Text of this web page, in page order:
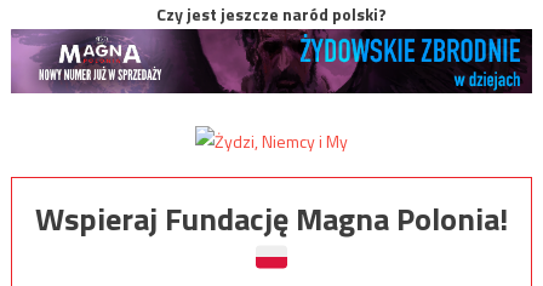
Czy jest jeszcze naród polski?
Wspieraj Fundację Magna Polonia!